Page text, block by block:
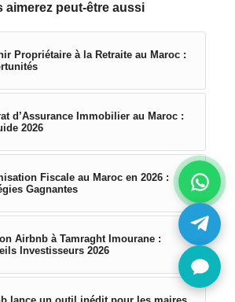
aimerez peut-être aussi
Propriétaire à la Retraite au Maroc :
d’Assurance Immobilier au Maroc :
2026
Fiscale au Maroc en 2026 :
Gagnantes
Airbnb à Tamraght Imourane :
Investisseurs 2026